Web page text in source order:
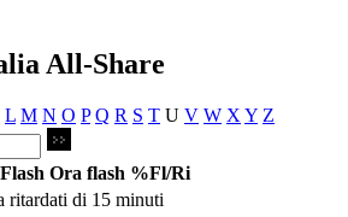
All-Share
L M N O P Q R S T U V W X Y Z
Flash Ora flash %Fl/Ri
ritardati di 15 minuti